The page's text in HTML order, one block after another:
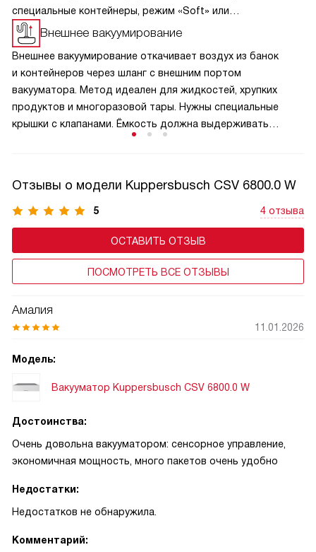
специальные контейнеры, режим «Soft» или
предварительно заморозьте продукт. Герметичная
упаковка экономит место, предотвращает промерзание
и идеально подходит для приготовления по технологии
су-вид. Строго соблюдайте инструкцию, чтобы техника
служила годами. Это надёжный метод заготовки для
кухни.
Внешнее вакуумирование
Внешнее вакуумирование откачивает воздух из банок
и контейнеров через шланг с внешним портом
вакууматора. Метод идеален для жидкостей, хрупких
продуктов и многоразовой тары. Нужны специальные
крышки с клапанами. Ёмкость должна выдерживать
продуктов и су-вид. Всегда проверяйте герметичность
крышек и следуйте инструкции, чтобы техника служила
долго.
Отзывы о модели Kuppersbusch CSV 6800.0 W
5 4 отзыва
ОСТАВИТЬ ОТЗЫВ
ПОСМОТРЕТЬ ВСЕ ОТЗЫВЫ
Амалия
11.01.2026
Модель:
Вакууматор Kuppersbusch CSV 6800.0 W
Достоинства:
Очень довольна вакууматором: сенсорное управление,
экономичная мощность, много пакетов очень удобно
Недостатки:
Недостатков не обнаружила.
Комментарий: